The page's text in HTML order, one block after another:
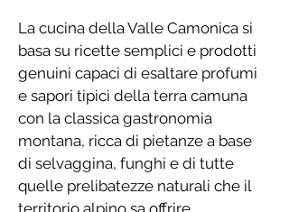
La cucina della Valle Camonica si
basa su ricette semplici e prodotti
genuini capaci di esaltare profumi
e sapori tipici della terra camuna
con la classica gastronomia
montana, ricca di pietanze a base
di selvaggina, funghi e di tutte
quelle prelibatezze naturali che il
territorio alpino sa offrire.